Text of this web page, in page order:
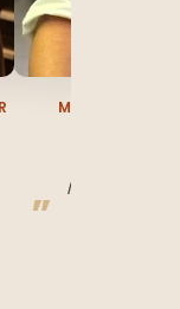
MISTR SVĚTA
Moudrý